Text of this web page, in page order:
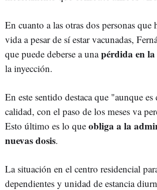
En cuanto a las otras dos personas que
vida a pesar de sí estar vacunadas,
que puede deberse a unapérdida en
la inyección.
En este sentido destaca que "aunque
calidad, con el paso de los meses va
Esto último es lo que obliga a la
nuevas dosis.
La situación en el centro residencial
dependientes y unidad de estancia